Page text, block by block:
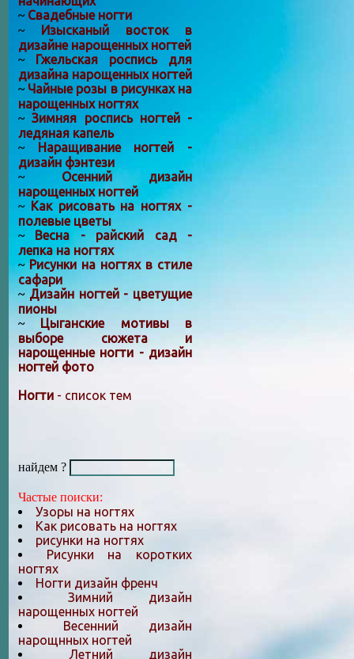
~ Свадебные ногти
~ Изысканый восток в
дизайне нарощенных ногтей
~ Гжельская роспись для
дизайна нарощенных ногтей
~ Чайные розы в рисунках на
нарощенных ногтях
~Зимняя роспись ногтей -
ледяная капель
~ Наращивание ногтей -
дизайн фэнтези
~ Осенний дизайн
нарощенных ногтей
~ Как рисовать на ногтях -
полевые цветы
~ Весна - райский сад -
лепка на ногтях
~Рисунки на ногтях в стиле
сафари
~ Дизайн ногтей - цветущие
пионы
~ Цыганские мотивы в
выборе сюжета и
нарощенные ногти - дизайн
ногтей фото
Ногти - список тем
найдем ?
Частые поиски:
Узоры на ногтях
Как рисовать на ногтях
рисунки на ногтях
Рисунки на коротких
ногтях
Ногти дизайн френч
Зимний дизайн
нарощенных ногтей
Весенний дизайн
нарощнных ногтей
Летний дизайн